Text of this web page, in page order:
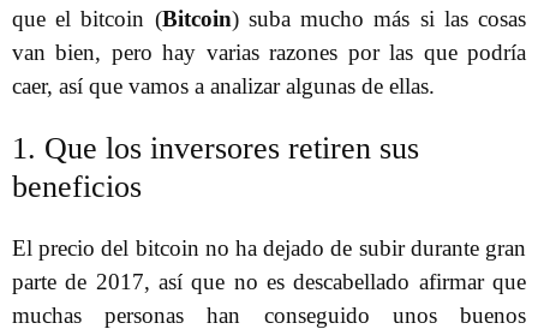
que el bitcoin (Bitcoin) suba mucho más si las cosas
van bien, pero hay varias razones por las que podría
caer, así que vamos a analizar algunas de ellas.
1. Que los inversores retiren sus
beneficios
El precio del bitcoin no ha dejado de subir durante gran
parte de 2017, así que no es descabellado afirmar que
muchas personas han conseguido unos buenos